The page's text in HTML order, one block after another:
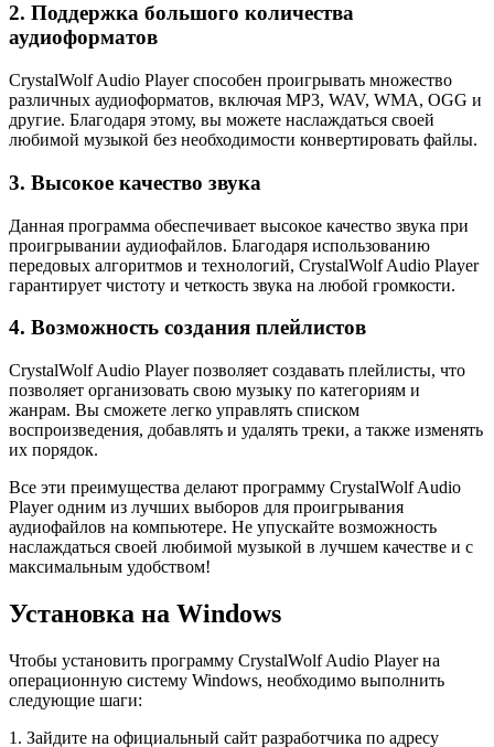
2. Поддержка большого количества
аудиоформатов
CrystalWolf Audio Player способен проигрывать множество
различных аудиоформатов, включая MP3, WAV, WMA, OGG и
другие. Благодаря этому, вы можете наслаждаться своей
любимой музыкой без необходимости конвертировать файлы.
3. Высокое качество звука
Данная программа обеспечивает высокое качество звука при
проигрывании аудиофайлов. Благодаря использованию
передовых алгоритмов и технологий, CrystalWolf Audio Player
гарантирует чистоту и четкость звука на любой громкости.
4. Возможность создания плейлистов
CrystalWolf Audio Player позволяет создавать плейлисты, что
позволяет организовать свою музыку по категориям и
жанрам. Вы сможете легко управлять списком
воспроизведения, добавлять и удалять треки, а также изменять
их порядок.
Все эти преимущества делают программу CrystalWolf Audio
Player одним из лучших выборов для проигрывания
аудиофайлов на компьютере. Не упускайте возможность
наслаждаться своей любимой музыкой в лучшем качестве и с
максимальным удобством!
Установка на Windows
Чтобы установить программу CrystalWolf Audio Player на
операционную систему Windows, необходимо выполнить
следующие шаги:
1. Зайдите на официальный сайт разработчика по адресу